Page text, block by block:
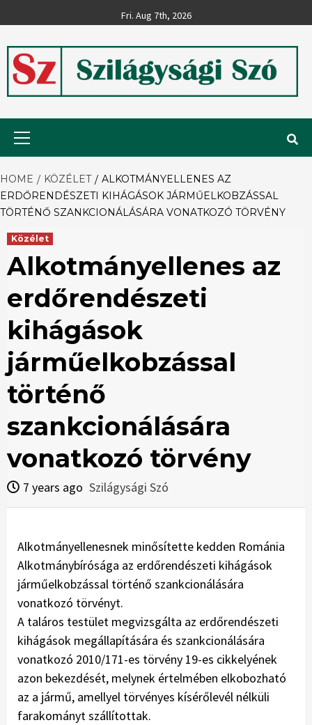
to
Fri. Aug 7th, 2026
Szilágysági
Szó
HOME KÖZÉLET
ALKOTMÁNYELLENES AZ
ERDŐRENDÉSZETI KIHÁGÁSOK JÁRMŰELKOBZÁSSAL
TÖRTÉNŐ SZANKCIONÁLÁSÁRA VONATKOZÓ TÖRVÉNY
Közélet
Alkotmányellenes az
erdőrendészeti
kihágások
járműelkobzással
történő
szankcionálására
vonatkozó törvény
7 years ago Szilágysági Szó
Alkotmányellenesnek minősítette kedden Románia
Alkotmánybírósága az erdőrendészeti kihágások
járműelkobzással történő szankcionálására
vonatkozó törvényt.
A taláros testület megvizsgálta az erdőrendészeti
kihágások megállapítására és szankcionálására
vonatkozó 2010/171-es törvény 19-es cikkelyének
azon bekezdését, melynek értelmében elkobozható
az a jármű, amellyel törvényes kísérőlevél nélküli
farakományt szállítottak.